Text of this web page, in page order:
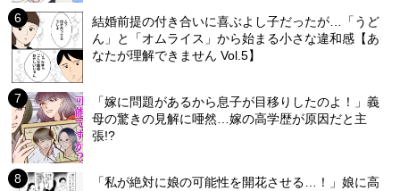
結婚前提の付き合いに喜ぶよし子だったが…「うど
ん」と「オムライス」から始まる小さな違和感【あ
なたが理解できません Vol.5】
「嫁に問題があるから息子が目移りしたのよ！」義
母の驚きの見解に唖然…嫁の高学歴が原因だと主
張!?
「私が絶対に娘の可能性を開花させる…！」娘に高